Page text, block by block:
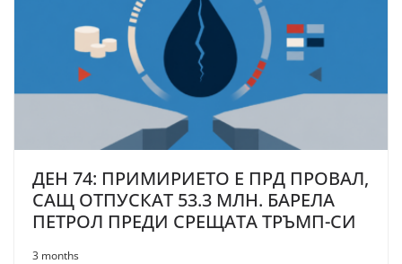
ДЕН 74: ПРИМИРИЕТО Е ПРД ПРОВАЛ,
САЩ ОТПУСКАТ 53.3 МЛН. БАРЕЛА
ПЕТРОЛ ПРЕДИ СРЕЩАТА ТРЪМП-СИ
3 months